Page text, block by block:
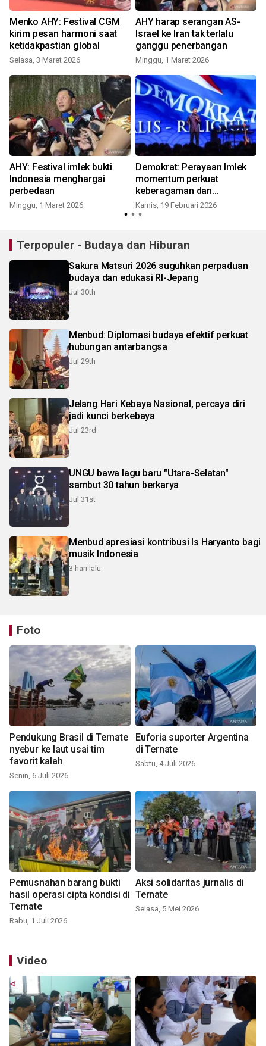
Menko AHY: Festival CGM
kirim pesan harmoni saat
ketidakpastian global
Selasa, 3 Maret 2026
AHY harap serangan AS-
Israel ke Iran tak terlalu
ganggu penerbangan
Minggu, 1 Maret 2026
AHY: Festival imlek bukti
Indonesia menghargai
perbedaan
Minggu, 1 Maret 2026
Demokrat: Perayaan Imlek
momentum perkuat
keberagaman dan
persatuan
Kamis, 19 Februari 2026
Terpopuler - Budaya dan Hiburan
Sakura Matsuri 2026 suguhkan perpaduan
budaya dan edukasi RI-Jepang
Jul 30th
Menbud: Diplomasi budaya efektif perkuat
hubungan antarbangsa
Jul 29th
Jelang Hari Kebaya Nasional, percaya diri
jadi kunci berkebaya
Jul 23rd
UNGU bawa lagu baru "Utara-Selatan"
sambut 30 tahun berkarya
Jul 31st
Menbud apresiasi kontribusi Is Haryanto bagi
musik Indonesia
3 hari lalu
Foto
Pendukung Brasil di Ternate
nyebur ke laut usai tim
favorit kalah
Senin, 6 Juli 2026
Euforia suporter Argentina
di Ternate
Sabtu, 4 Juli 2026
Pemusnahan barang bukti
hasil operasi cipta kondisi di
Ternate
Rabu, 1 Juli 2026
Aksi solidaritas jurnalis di
Ternate
Selasa, 5 Mei 2026
Video